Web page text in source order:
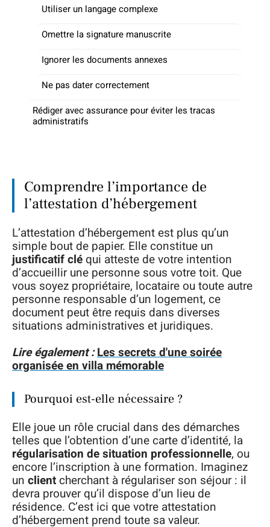
Utiliser un langage complexe
Omettre la signature manuscrite
Ignorer les documents annexes
Ne pas dater correctement
Rédiger avec assurance pour éviter les tracas
administratifs
Comprendre l’importance de
l’attestation d’hébergement
L’attestation d’hébergement est plus qu’un
simple bout de papier. Elle constitue un
justificatif clé qui atteste de votre intention
d’accueillir une personne sous votre toit. Que
vous soyez propriétaire, locataire ou toute autre
personne responsable d’un logement, ce
document peut être requis dans diverses
situations administratives et juridiques.
Lire également :Les secrets d'une soirée
organisée en villa mémorable
Pourquoi est-elle nécessaire ?
Elle joue un rôle crucial dans des démarches
telles que l’obtention d’une carte d’identité, la
régularisation de situation professionnelle, ou
encore l’inscription à une formation. Imaginez
un clientcherchant à régulariser son séjour : il
devra prouver qu’il dispose d’un lieu de
résidence. C’est ici que votre attestation
d’hébergement prend toute sa valeur.